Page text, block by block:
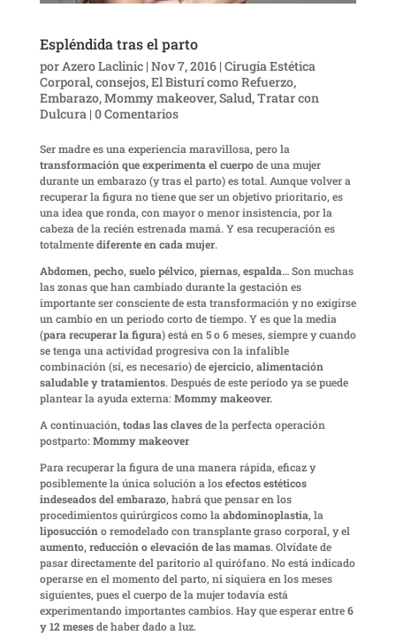
Espléndida tras el parto
porAzero Laclinic| Nov 7, 2016| Cirugía Estética
Corporal,consejos,El Bisturí como Refuerzo,
Embarazo,Mommy makeover,Salud,Tratar con
Dulcura| 0 Comentarios
Ser madre es una experiencia maravillosa, pero la
transformación que experimenta el cuerpode una mujer
durante un embarazo (y tras el parto) es total. Aunque volver a
recuperar la figura no tiene que ser un objetivo prioritario, es
una idea que ronda, con mayor o menor insistencia, por la
cabeza de la recién estrenada mamá. Y esa recuperación es
totalmentediferente en cada mujer.
Abdomen, pecho, suelo pélvico, piernas, espalda… Son muchas
las zonas que han cambiado durante la gestación es
importante ser consciente de esta transformación y no exigirse
un cambio en un periodo corto de tiempo. Y es que la media
(para recuperar la figura) está en 5 o 6 meses, siempre y cuando
se tenga una actividad progresiva con la infalible
combinación (sí, es necesario) deejercicio, alimentación
saludable y tratamientos. Después de este periodo ya se puede
plantear la ayuda externa: Mommy makeover.
A continuación, todas las clavesde la perfecta operación
postparto: Mommy makeover
Para recuperar la figura de una manera rápida, eficaz y
posiblemente la única solución a losefectos estéticos
indeseados del embarazo, habrá que pensar en los
procedimientos quirúrgicos como la abdominoplastia, la
liposucción o remodelado con transplante graso corporal, y el
aumento, reducción o elevación de las mamas. Olvídate de
pasar directamente del paritorio al quirófano. No está indicado
operarse en el momento del parto, ni siquiera en los meses
siguientes, pues el cuerpo de la mujer todavía está
experimentando importantes cambios. Hay que esperar entre6
y 12 mesesde haber dado a luz.